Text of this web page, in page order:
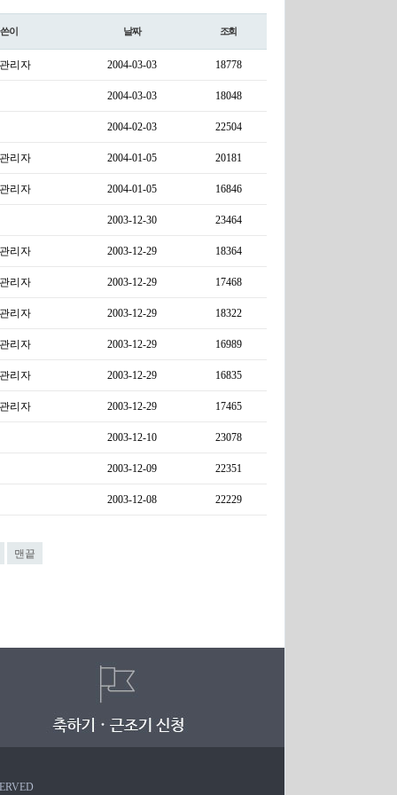
이 날짜 조회
리자 2004-03-03 18778
2004-03-03 18048
2004-02-03 22504
리자 2004-01-05 20181
리자 2004-01-05 16846
2003-12-30 23464
리자 2003-12-29 18364
리자 2003-12-29 17468
리자 2003-12-29 18322
리자 2003-12-29 16989
리자 2003-12-29 16835
리자 2003-12-29 17465
2003-12-10 23078
2003-12-09 22351
2003-12-08 22229
맨끝